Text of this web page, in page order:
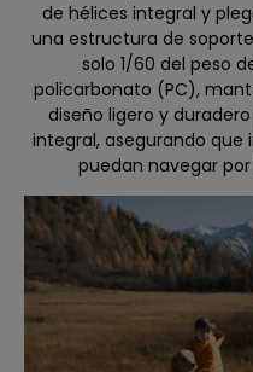
de hélices integral y
una estructura de
solo 1/60 del peso
policarbonato (PC),
diseño ligero y
integral, asegurando que
puedan navegar